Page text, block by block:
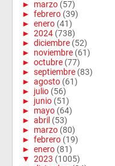
► marzo (57)
► febrero (39)
► enero (41)
► 2024 (738)
► diciembre (52)
► noviembre (61)
► octubre (77)
► septiembre (83)
► agosto (61)
► julio (56)
► junio (51)
► mayo (64)
► abril (53)
► marzo (80)
► febrero (19)
► enero (81)
▼ 2023 (1005)